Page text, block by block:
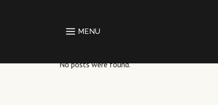
No posts were found.